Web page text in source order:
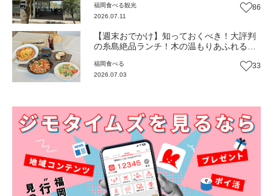
Beach Cafe』（福岡・糸島市）【まち歩
き】
福岡食べる観光
2026.07.11
86
【週末おでかけ】知っておくべき！大評判
の糸島絶品ランチ！木の温もりあふれる空
『MACARONI』（福岡・糸島市）【まち歩
き】
福岡食べる
2026.07.03
33